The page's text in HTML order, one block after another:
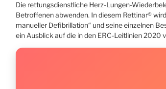
Die rettungsdienstliche Herz-Lungen-
Betroffenen abwenden. In diesem Rettinar®
manueller Defibrillation“ und seine einzelnen
ein Ausblick auf die in den ERC-Leitlinien 2020